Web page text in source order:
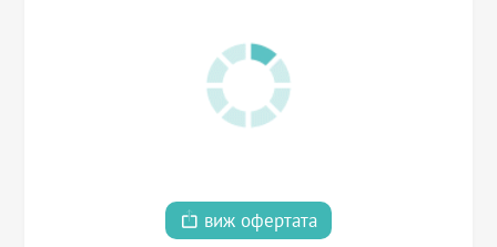
виж офертата